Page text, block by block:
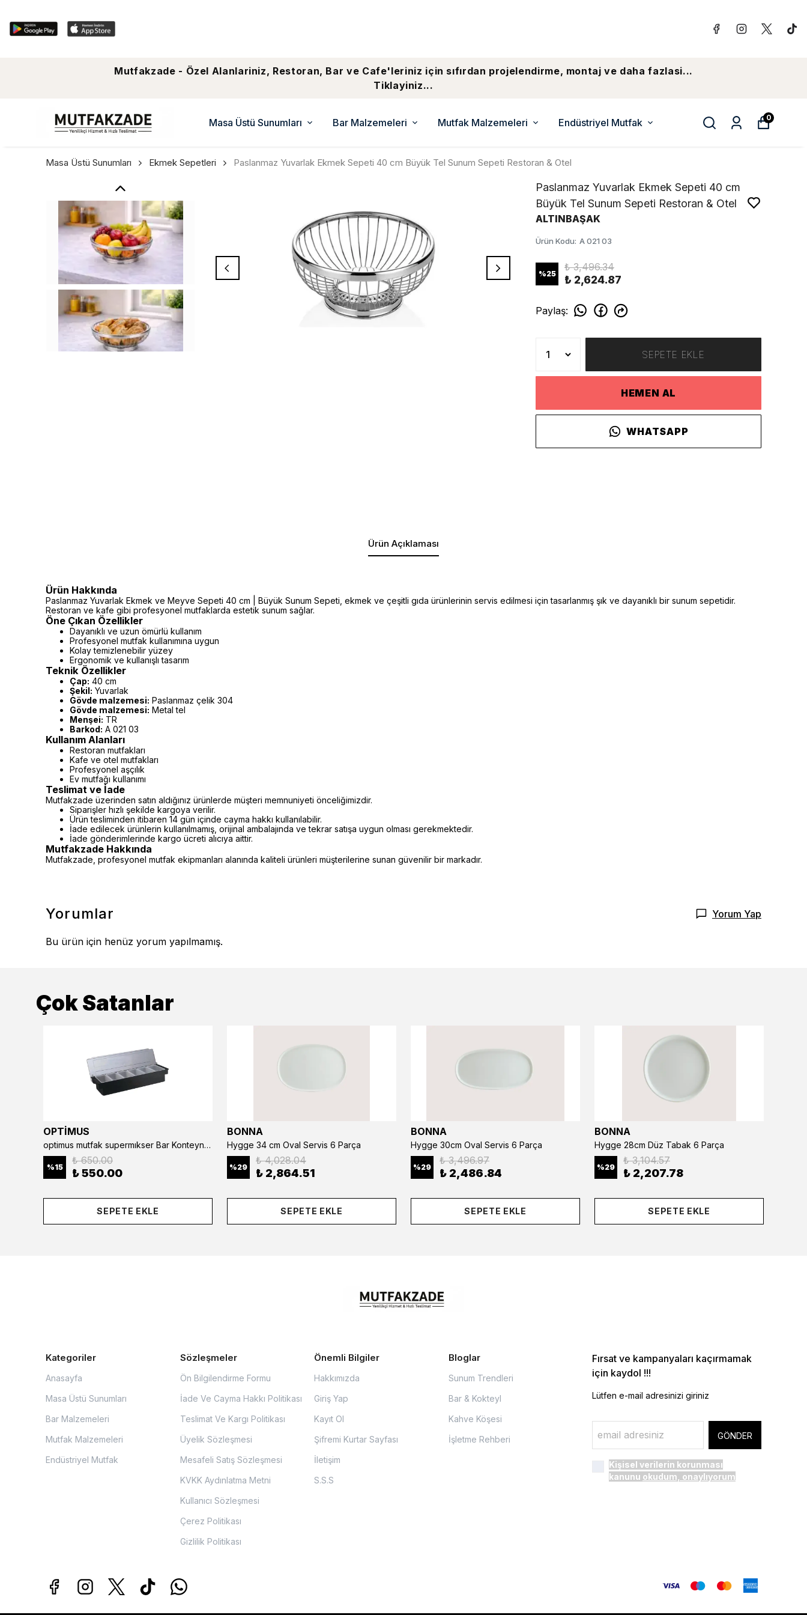
Mutfakzade - Özel Alanlariniz, Restoran, Bar ve Cafe'leriniz için sıfırdan projelendirme, montaj ve daha fazlasi...
Tiklayiniz...
Masa Üstü Sunumları Bar Malzemeleri Mutfak Malzemeleri Endüstriyel Mutfak 0
Masa Üstü Sunumları Ekmek Sepetleri Paslanmaz Yuvarlak Ekmek Sepeti 40 cm Büyük Tel Sunum Sepeti Restoran & Otel
Paslanmaz Yuvarlak Ekmek Sepeti 40 cm
Büyük Tel Sunum Sepeti Restoran & Otel
ALTINBAŞAK
Ürün Kodu: A 021 03
%25
₺ 3,496.34
₺ 2,624.87
Paylaş:
SEPETE EKLE
HEMEN AL
WHATSAPP
Ürün Açıklaması
Ürün Hakkında
Paslanmaz Yuvarlak Ekmek ve Meyve Sepeti 40 cm | Büyük Sunum Sepeti, ekmek ve çeşitli gıda ürünlerinin servis edilmesi için tasarlanmış şık ve dayanıklı bir sunum sepetidir.
Restoran ve kafe gibi profesyonel mutfaklarda estetik sunum sağlar.
Öne Çıkan Özellikler
Dayanıklı ve uzun ömürlü kullanım
Profesyonel mutfak kullanımına uygun
Kolay temizlenebilir yüzey
Ergonomik ve kullanışlı tasarım
Teknik Özellikler
Çap: 40 cm
Şekil: Yuvarlak
Gövde malzemesi: Paslanmaz çelik 304
Gövde malzemesi: Metal tel
Menşei: TR
Barkod: A 021 03
Kullanım Alanları
Restoran mutfakları
Kafe ve otel mutfakları
Profesyonel aşçılık
Ev mutfağı kullanımı
Teslimat ve İade
Mutfakzade üzerinden satın aldığınız ürünlerde müşteri memnuniyeti önceliğimizdir.
Siparişler hızlı şekilde kargoya verilir.
Ürün tesliminden itibaren 14 gün içinde cayma hakkı kullanılabilir.
İade edilecek ürünlerin kullanılmamış, orijinal ambalajında ve tekrar satışa uygun olması gerekmektedir.
İade gönderimlerinde kargo ücreti alıcıya aittir.
Mutfakzade Hakkında
Mutfakzade, profesyonel mutfak ekipmanları alanında kaliteli ürünleri müşterilerine sunan güvenilir bir markadır.
Yorumlar Yorum Yap
Bu ürün için henüz yorum yapılmamış.
Çok Satanlar
OPTİMUS
optimus mutfak supermıkser Bar Konteyner 6'lı 50×16×9 cm Kapaklı Polikarbon Organizer Bar & Kafe
%15
₺ 650.00
₺ 550.00
SEPETE EKLE
BONNA
Hygge 34 cm Oval Servis 6 Parça
%29
₺ 4,028.04
₺ 2,864.51
SEPETE EKLE
BONNA
Hygge 30cm Oval Servis 6 Parça
%29
₺ 3,496.97
₺ 2,486.84
SEPETE EKLE
BONNA
Hygge 28cm Düz Tabak 6 Parça
%29
₺ 3,104.57
₺ 2,207.78
SEPETE EKLE
Kategoriler
Anasayfa
Masa Üstü Sunumları
Bar Malzemeleri
Mutfak Malzemeleri
Endüstriyel Mutfak
Sözleşmeler
Ön Bilgilendirme Formu
İade Ve Cayma Hakkı Politikası
Teslimat Ve Kargı Politikası
Üyelik Sözleşmesi
Mesafeli Satış Sözleşmesi
KVKK Aydınlatma Metni
Kullanıcı Sözleşmesi
Çerez Politikası
Gizlilik Politikası
Önemli Bilgiler
Hakkımızda
Giriş Yap
Kayıt Ol
Şifremi Kurtar Sayfası
İletişim
S.S.S
Bloglar
Sunum Trendleri
Bar & Kokteyl
Kahve Köşesi
İşletme Rehberi
Fırsat ve kampanyaları kaçırmamak
için kaydol !!!
Lütfen e-mail adresinizi giriniz
GÖNDER
Kişisel verilerin korunması
kanunu okudum, onaylıyorum